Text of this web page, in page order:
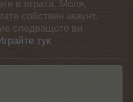
в играта. Моля,
собствен акаунт.
следващото ви
тук